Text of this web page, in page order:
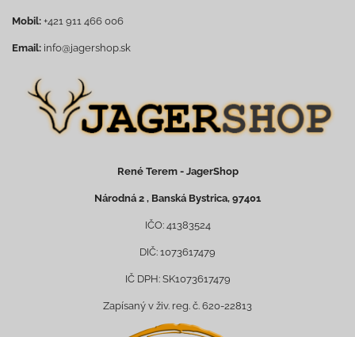
Mobil: +421 911 466 006
Email: info@jagershop.sk
René Terem - JagerShop
Národná 2 , Banská Bystrica, 97401
IČO: 41383524
DIČ: 1073617479
IČ DPH: SK1073617479
Zapísaný v živ. reg. č. 620-22813